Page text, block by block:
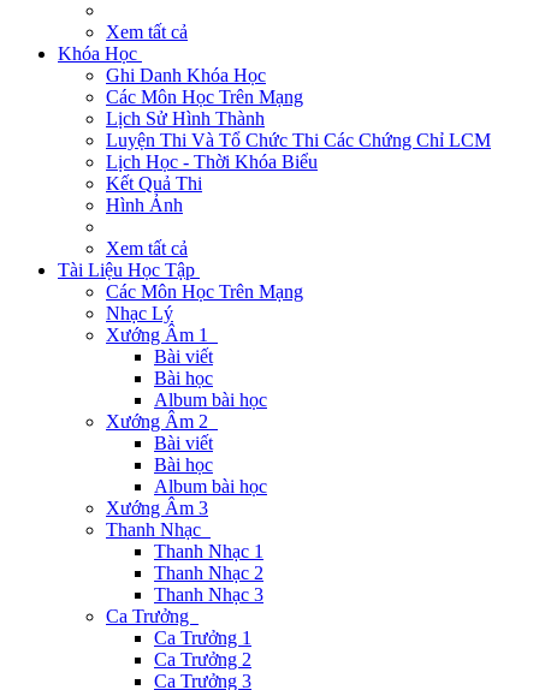
Xem tất cả
Khóa Học
Ghi Danh Khóa Học
Các Môn Học Trên Mạng
Lịch Sử Hình Thành
Luyện Thi Và Tổ Chức Thi Các Chứng Chỉ LCM
Lịch Học - Thời Khóa Biểu
Kết Quả Thi
Hình Ảnh
Xem tất cả
Tài Liệu Học Tập
Các Môn Học Trên Mạng
Nhạc Lý
Xướng Âm 1
Bài viết
Bài học
Album bài học
Xướng Âm 2
Bài viết
Bài học
Album bài học
Xướng Âm 3
Thanh Nhạc
Thanh Nhạc 1
Thanh Nhạc 2
Thanh Nhạc 3
Ca Trưởng
Ca Trưởng 1
Ca Trưởng 2
Ca Trưởng 3